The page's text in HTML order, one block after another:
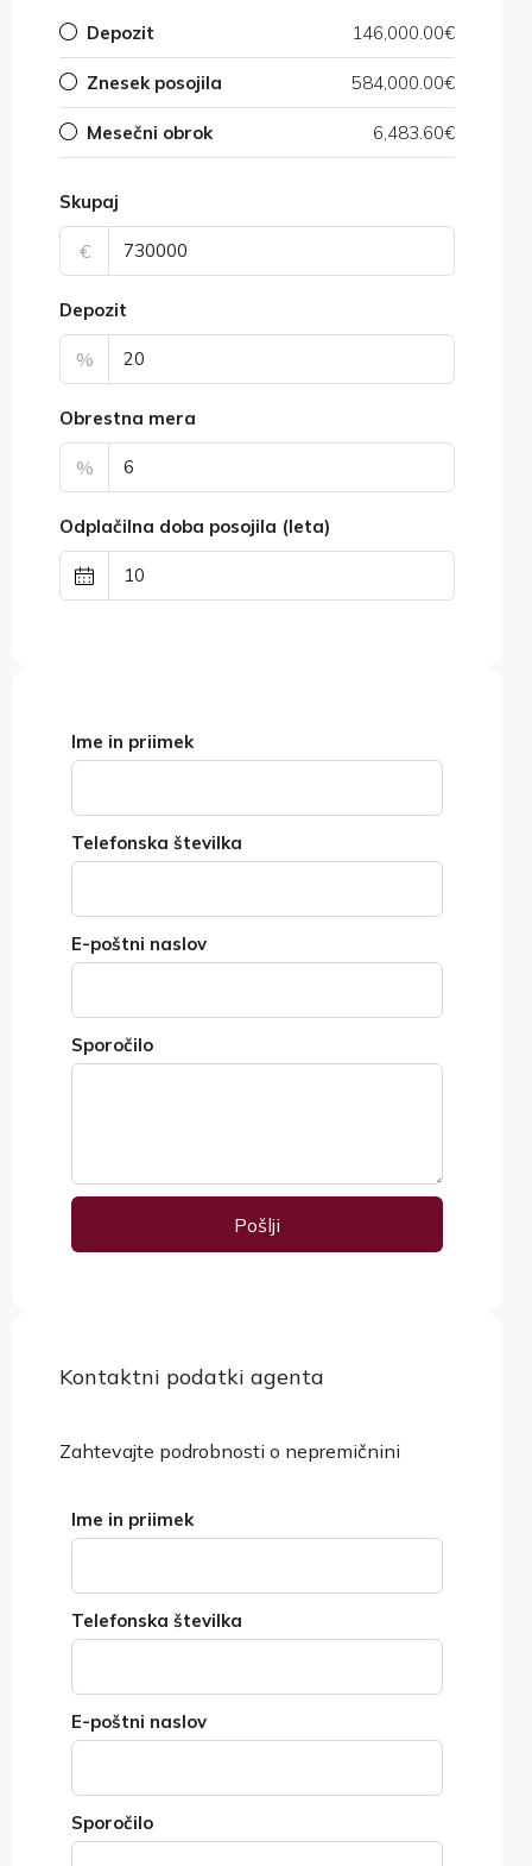
Depozit 146,000.00€
Znesek posojila 584,000.00€
Mesečni obrok 6,483.60€
Skupaj
€
Depozit
%
Obrestna mera
%
Odplačilna doba posojila (leta)
Ime in priimek
Telefonska številka
E-poštni naslov
Sporočilo
Pošlji
Kontaktni podatki agenta
Zahtevajte podrobnosti o nepremičnini
Ime in priimek
Telefonska številka
E-poštni naslov
Sporočilo